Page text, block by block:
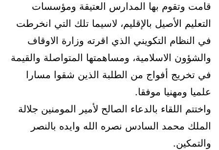
قامت وتقوم بها المدارس العتيقة ومؤسسات
التعليم الأصيل بالإقليم، لاسيما تلك التي انخرطت
في النظام التكويني الذي اقرته وزارة الاوقاف
والشؤون الاسلامية، ومساهمتها المتواصلة والقيمة
في تخريج أفواج من الطلبة الذين شقوا مسارا
علميا ومهنيا موفقا.
واختتم اللقاء بالدعاء الصالح لأمير المومنين جلالة
الملك محمد السادس نصره الله وايده بالنصر
والتمكين.